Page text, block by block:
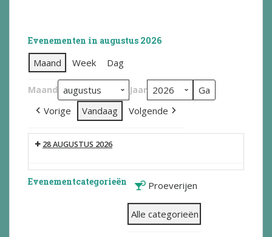
Evenementen in augustus 2026
Maand Week Dag
Maand Jaar
Vorige Vandaag Volgende
28 AUGUSTUS 2026
Evenementcategorieën Proeverijen
Alle categorieën